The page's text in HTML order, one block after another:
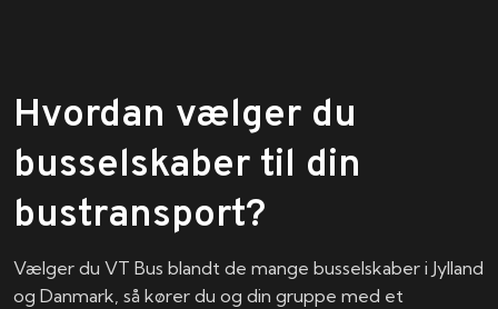
Hvordan vælger du
busselskaber til din
bustransport?
Vælger du VT Bus blandt de mange busselskaber i Jylland
og Danmark, så kører du og din gruppe med et